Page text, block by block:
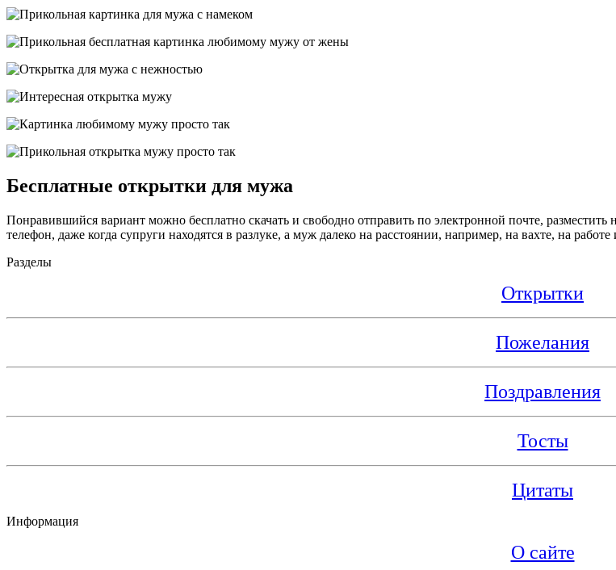
Бесплатные открытки для мужа
Понравившийся вариант можно бесплатно скачать и свободно отправить по электронной почте,
телефон, даже когда супруги находятся в разлуке, а муж далеко на расстоянии, например, на вахте, на
Разделы
Открытки
Пожелания
Поздравления
Тосты
Цитаты
Информация
О сайте